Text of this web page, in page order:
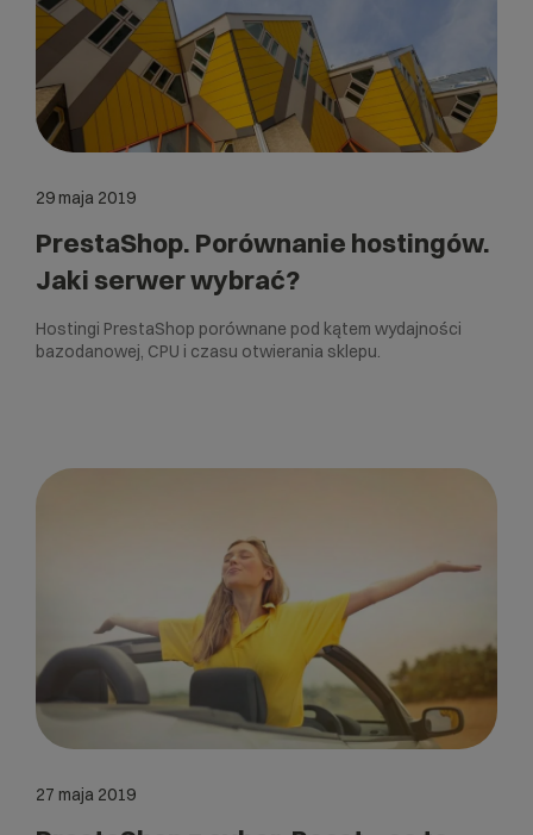
29 maja 2019
PrestaShop. Porównanie hostingów.
Jaki serwer wybrać?
Hostingi PrestaShop porównane pod kątem wydajności
bazodanowej, CPU i czasu otwierania sklepu.
27 maja 2019